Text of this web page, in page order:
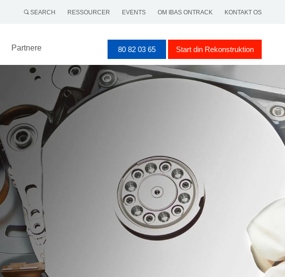
SEARCH RESSOURCER EVENTS OM IBAS ONTRACK KONTAKT OS
Partnere 80 82 03 65 Start din Rekonstruktion